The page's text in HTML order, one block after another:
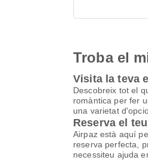
Troba el
Visita la teva
Descobreix tot el
romàntica per fer
una varietat
Reserva el
Airpaz està aquí
reserva perfecta,
necessiteu ajuda